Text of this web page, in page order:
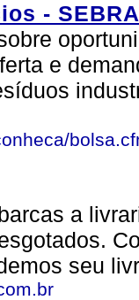
-
e
a
seu